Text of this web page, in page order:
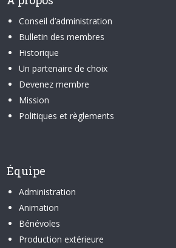
Conseil d’administration
Bulletin des membres
Historique
Un partenaire de choix
Devenez membre
Mission
Politiques et règlements
Équipe
Administration
Animation
Bénévoles
Production extérieure